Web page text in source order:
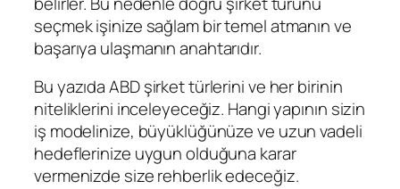
seçmek işinize sağlam bir temel atmanın ve
başarıya ulaşmanın anahtarıdır.
Bu yazıda ABD şirket türlerini ve her birinin
niteliklerini inceleyeceğiz. Hangi yapının sizin
iş modelinize, büyüklüğünüze ve uzun vadeli
hedeflerinize uygun olduğuna karar
vermenizde size rehberlik edeceğiz.